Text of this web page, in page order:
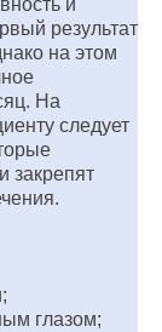
и
результат
на этом
На
следует
закрепят
глазом;